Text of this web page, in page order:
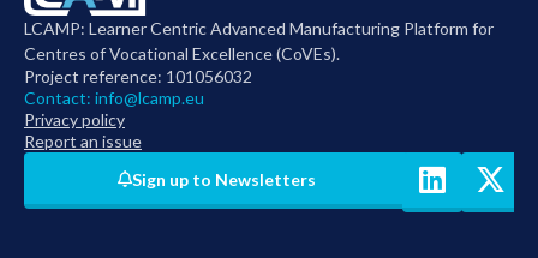
LCAMP: Learner Centric Advanced Manufacturing Platform for
Centres of Vocational Excellence (CoVEs).
Project reference: 101056032
Contact: info@lcamp.eu
Privacy policy
Report an issue
Sign up to Newsletters